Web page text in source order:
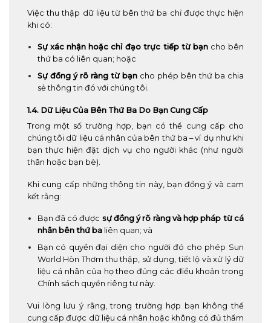
Việc thu thập dữ liệu từ bên thứ ba chỉ được thực hiện
khi có:
Sự xác nhận hoặc chỉ đạo trực tiếp từ bạncho bên
thứ ba có liên quan; hoặc
Sự đồng ý rõ ràng từ bạncho phép bên thứ ba chia
sẻ thông tin đó với chúng tôi.
1.4. Dữ Liệu Của Bên Thứ Ba Do Bạn Cung Cấp
Trong một số trường hợp, bạn có thể cung cấp cho
chúng tôi dữ liệu cá nhân của bên thứ ba – ví dụ như khi
bạn thực hiện đặt dịch vụ cho người khác (như người
thân hoặc bạn bè).
Khi cung cấp những thông tin này, bạn đồng ý và cam
kết rằng:
Bạn đã có được sự đồng ý rõ ràng và hợp pháp từ cá
nhân bên thứ baliên quan; và
Bạn có quyền đại diện cho người đó cho phép Sun
World Hòn Thơm thu thập, sử dụng, tiết lộ và xử lý dữ
liệu cá nhân của họ theo đúng các điều khoản trong
Chính sách quyền riêng tư này.
Vui lòng lưu ý rằng, trong trường hợp bạn không thể
cung cấp được dữ liệu cá nhân hoặc không có đủ thẩm